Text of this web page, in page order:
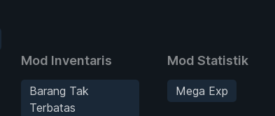
Mod Inventaris
Barang Tak
Terbatas
Mod Statistik
Mega Exp